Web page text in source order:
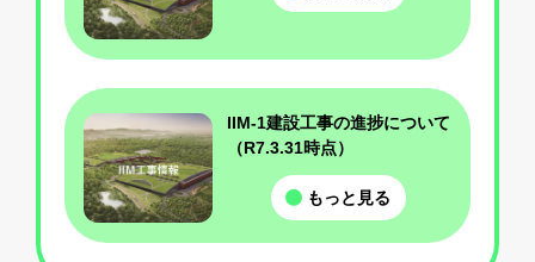
IIM-1建設工事の進捗について
（R7.3.31時点）
もっと見る